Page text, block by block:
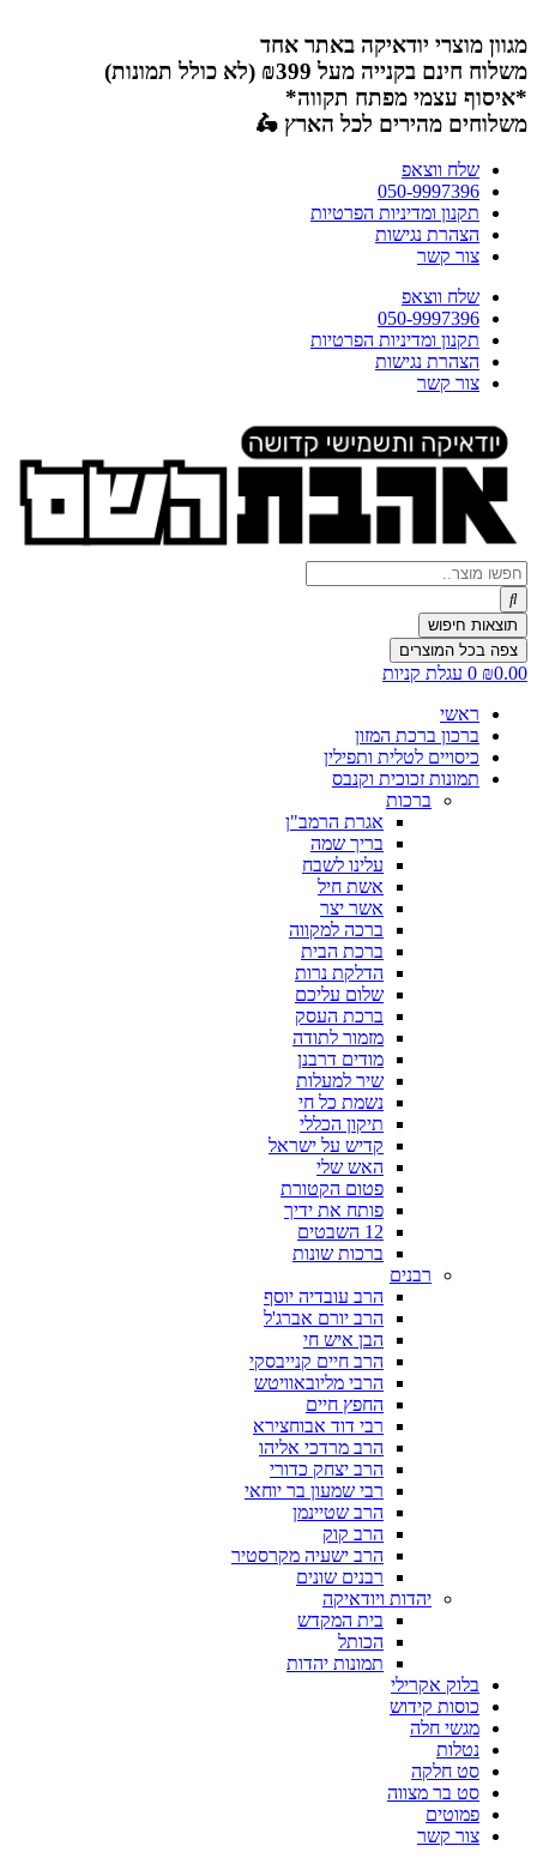
לתוכן
מגוון מוצרי יודאיקה באתר אחד
משלוח חינם בקנייה מעל ₪399 (לא כולל תמונות)
*איסוף עצמי מפתח תקווה*
משלוחים מהירים לכל הארץ 🛵
שלח ווצאפ
050-9997396
תקנון ומדיניות הפרטיות
הצהרת נגישות
צור קשר
שלח ווצאפ
050-9997396
תקנון ומדיניות הפרטיות
הצהרת נגישות
צור קשר
Search
...
תוצאות חיפוש
צפה בכל המוצרים
₪0.00
0 עגלת קניות
ראשי
ברכון ברכת המזון
כיסויים לטלית ותפילין
תמונות זכוכית וקנבס
ברכות
אגרת הרמב"ן
בריך שמה
עלינו לשבח
אשת חיל
אשר יצר
ברכה למקווה
ברכת הבית
הדלקת נרות
שלום עליכם
ברכת העסק
מזמור לתודה
מודים דרבנן
שיר למעלות
נשמת כל חי
תיקון הכללי
קדיש על ישראל
האש שלי
פטום הקטורת
פותח את ידיך
12 השבטים
ברכות שונות
רבנים
הרב עובדיה יוסף
הרב יורם אברג'ל
הבן איש חי
הרב חיים קנייבסקי
הרבי מליובאוויטש
החפץ חיים
רבי דוד אבוחצירא
הרב מרדכי אליהו
הרב יצחק כדורי
רבי שמעון בר יוחאי
הרב שטיינמן
הרב קוק
הרב ישעיה מקרסטיר
רבנים שונים
יהדות ויודאיקה
בית המקדש
הכותל
תמונות יהדות
בלוק אקרילי
כוסות קידוש
מגשי חלה
נטלות
סט חלקה
סט בר מצווה
פמוטים
צור קשר